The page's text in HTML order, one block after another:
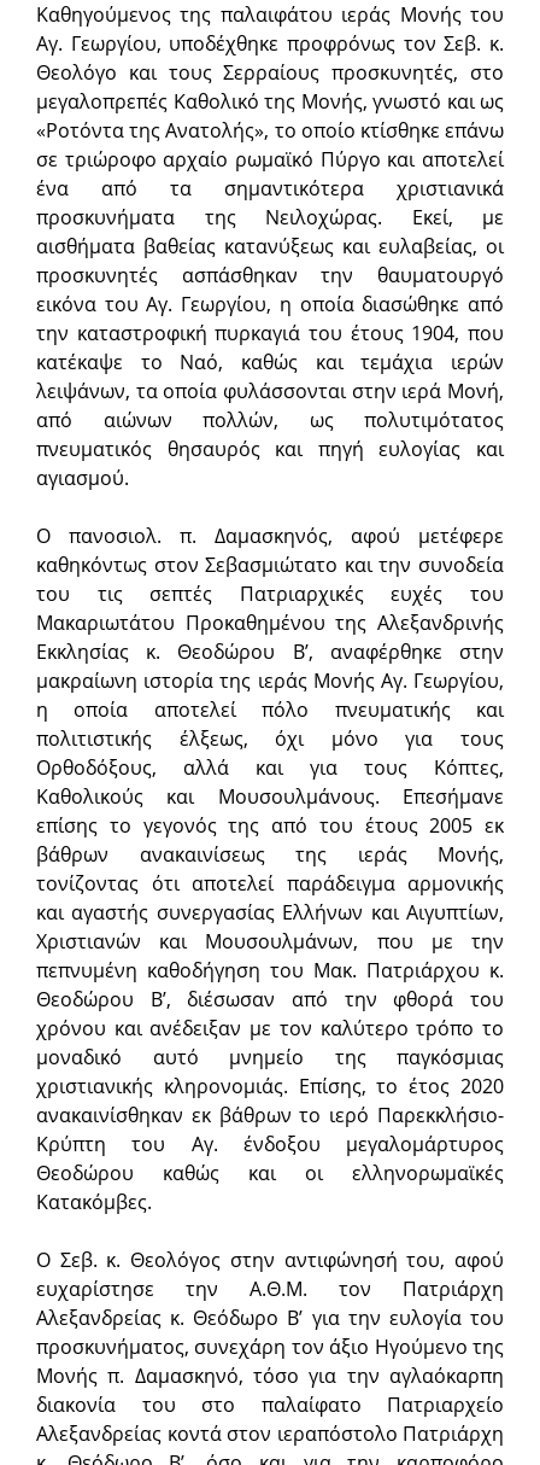
Καθηγούμενος της παλαιφάτου ιεράς Μονής του
Αγ. Γεωργίου, υποδέχθηκε προφρόνως τον Σεβ. κ.
Θεολόγο και τους Σερραίους προσκυνητές, στο
μεγαλοπρεπές Καθολικό της Μονής, γνωστό και ως
«Ροτόντα της Ανατολής», το οποίο κτίσθηκε επάνω
σε τριώροφο αρχαίο ρωμαϊκό Πύργο και αποτελεί
ένα από τα σημαντικότερα χριστιανικά
προσκυνήματα της Νειλοχώρας. Εκεί, με
αισθήματα βαθείας κατανύξεως και ευλαβείας, οι
προσκυνητές ασπάσθηκαν την θαυματουργό
εικόνα του Αγ. Γεωργίου, η οποία διασώθηκε από
την καταστροφική πυρκαγιά του έτους 1904, που
κατέκαψε το Ναό, καθώς και τεμάχια ιερών
λειψάνων, τα οποία φυλάσσονται στην ιερά Μονή,
από αιώνων πολλών, ως πολυτιμότατος
πνευματικός θησαυρός και πηγή ευλογίας και
αγιασμού.
Ο πανοσιολ. π. Δαμασκηνός, αφού μετέφερε
καθηκόντως στον Σεβασμιώτατο και την συνοδεία
του τις σεπτές Πατριαρχικές ευχές του
Μακαριωτάτου Προκαθημένου της Αλεξανδρινής
Εκκλησίας κ. Θεοδώρου Β’, αναφέρθηκε στην
μακραίωνη ιστορία της ιεράς Μονής Αγ. Γεωργίου,
η οποία αποτελεί πόλο πνευματικής και
πολιτιστικής έλξεως, όχι μόνο για τους
Ορθοδόξους, αλλά και για τους Κόπτες,
Καθολικούς και Μουσουλμάνους. Επεσήμανε
επίσης το γεγονός της από του έτους 2005 εκ
βάθρων ανακαινίσεως της ιεράς Μονής,
τονίζοντας ότι αποτελεί παράδειγμα αρμονικής
και αγαστής συνεργασίας Ελλήνων και Αιγυπτίων,
Χριστιανών και Μουσουλμάνων, που με την
πεπνυμένη καθοδήγηση του Μακ. Πατριάρχου κ.
Θεοδώρου Β’, διέσωσαν από την φθορά του
χρόνου και ανέδειξαν με τον καλύτερο τρόπο το
μοναδικό αυτό μνημείο της παγκόσμιας
χριστιανικής κληρονομιάς. Επίσης, το έτος 2020
ανακαινίσθηκαν εκ βάθρων το ιερό Παρεκκλήσιο-
Κρύπτη του Αγ. ένδοξου μεγαλομάρτυρος
Θεοδώρου καθώς και οι ελληνορωμαϊκές
Κατακόμβες.
Ο Σεβ. κ. Θεολόγος στην αντιφώνησή του, αφού
ευχαρίστησε την Α.Θ.Μ. τον Πατριάρχη
Αλεξανδρείας κ. Θεόδωρο Β’ για την ευλογία του
προσκυνήματος, συνεχάρη τον άξιο Ηγούμενο της
Μονής π. Δαμασκηνό, τόσο για την αγλαόκαρπη
διακονία του στο παλαίφατο Πατριαρχείο
Αλεξανδρείας κοντά στον ιεραπόστολο Πατριάρχη